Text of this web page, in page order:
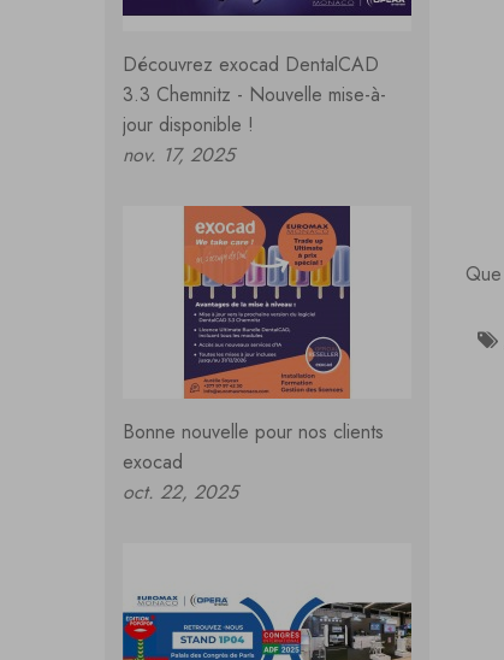
Découvrez exocad DentalCAD
3.3 Chemnitz - Nouvelle mise-à-
jour disponible !
nov. 17, 2025
Bonne nouvelle pour nos clients
exocad
oct. 22, 2025